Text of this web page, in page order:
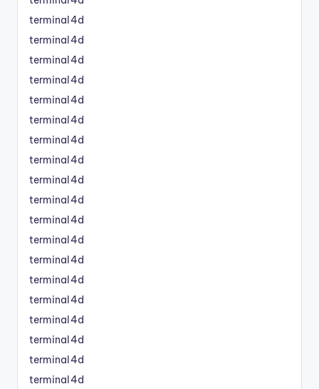
terminal4d
terminal4d
terminal4d
terminal4d
terminal4d
terminal4d
terminal4d
terminal4d
terminal4d
terminal4d
terminal4d
terminal4d
terminal4d
terminal4d
terminal4d
terminal4d
terminal4d
terminal4d
terminal4d